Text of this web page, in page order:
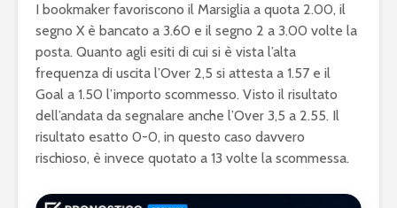
I bookmaker favoriscono il Marsiglia a quota 2.00, il
segno X è bancato a 3.60 e il segno 2 a 3.00 volte la
posta. Quanto agli esiti di cui si è vista l’alta
frequenza di uscita l’Over 2,5 si attesta a 1.57 e il
Goal a 1.50 l’importo scommesso. Visto il risultato
dell’andata da segnalare anche l’Over 3,5 a 2.55. Il
risultato esatto 0-0, in questo caso davvero
rischioso, è invece quotato a 13 volte la scommessa.